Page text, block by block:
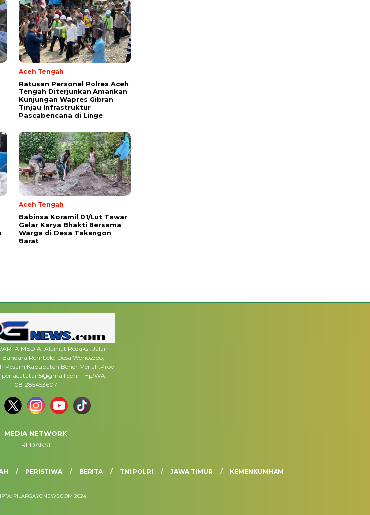
Aceh Tengah
Ratusan Personel Polres Aceh
Tengah Diterjunkan Amankan
Kunjungan Wapres Gibran
Tinjau Infrastruktur
Pascabencana di Linge
Aceh Tengah
‎Babinsa Koramil 01/Lut Tawar
Gelar Karya Bhakti Bersama
Warga di Desa Takengon
Barat
MEDIA. Alamat Redaksi. Jalan
Rembele, Desa Wonosobo,
Pesam,Kabupaten Bener Meriah,Prov
penacatatan5@gmail.com . Hp/WA:
081285453607
MEDIA NETWORK
REDAKSI
PERISTIWA BERITA TNI POLRI JAWA TIMUR KEMENKUMHAM
PILARGAYONEWS.COM 2024